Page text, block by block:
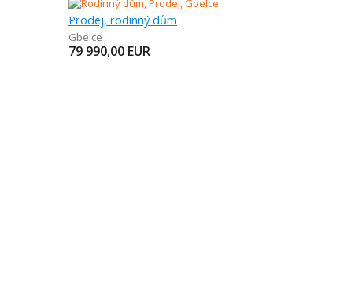
Prodej, rodinný dům
Gbelce
79 990,00 EUR